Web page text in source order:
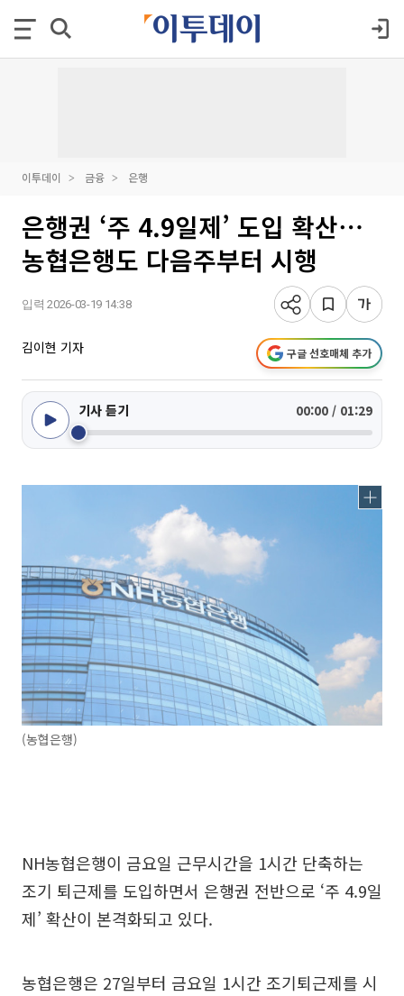
이투데이 금융 은행
은행권 ‘주 4.9일제’ 도입 확산⋯
농협은행도 다음주부터 시행
입력 2026-03-19 14:38
김이현 기자 구글 선호매체 추가
기사 듣기 00:00 / 01:29
(농협은행)
NH농협은행이 금요일 근무시간을 1시간 단축하는
조기 퇴근제를 도입하면서 은행권 전반으로 ‘주 4.9일
제’ 확산이 본격화되고 있다.
농협은행은 27일부터 금요일 1시간 조기퇴근제를 시